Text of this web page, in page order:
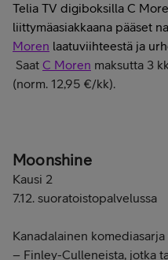
Telia TV digiboksilla C
liittymäasiakkaana pääset
Moren laatuviihteestä ja
Saat C Moren maksutta 3
(norm. 12,95 €/kk).
Moonshine
Kausi 2
7.12. suoratoistopalvelussa
Kanadalainen
– Finley-Culleneista, jotka